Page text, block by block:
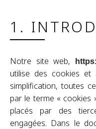
1.
Notre site web,
utilise des cookies et
simplification, toutes
par le terme « cookies
placés par des
engagées. Dans le